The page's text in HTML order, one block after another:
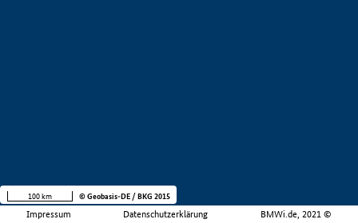
Impressum Datenschutzerklärung BMWi.de, 2021 ©
100 km © Geobasis-DE / BKG 2015